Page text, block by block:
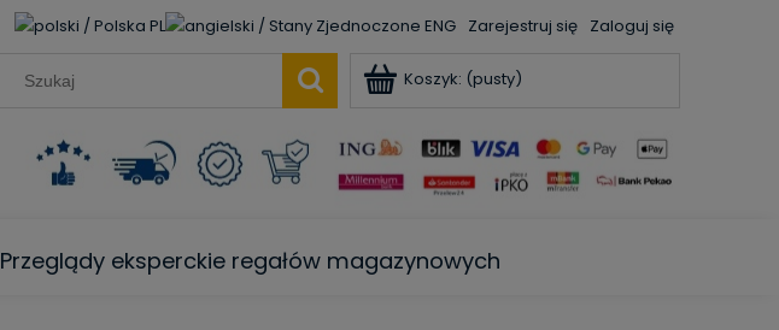
PL ENG Zarejestruj się Zaloguj się
Koszyk: (pusty)
Przeglądy eksperckie regałów magazynowych